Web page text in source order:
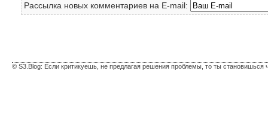
Рассылка новых комментариев на E-mail:
© S3.Blog: Если критикуешь, не предлагая решения проблемы, то ты становишься